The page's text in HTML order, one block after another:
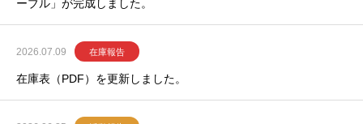
ーブル」が完成しました。
2026.07.09 在庫報告
在庫表（PDF）を更新しました。